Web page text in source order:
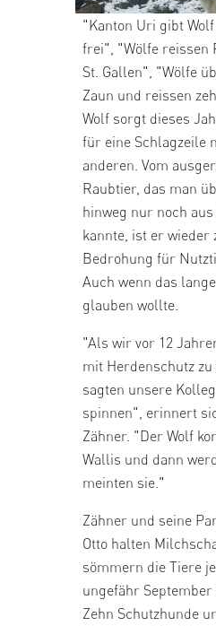
"Kanton Uri gibt
frei", "Wölfe reissen
St. Gallen", "Wölfe
Zaun und reissen
Wolf sorgt dieses
für eine Schlagzeile
anderen. Vom
Raubtier, das man
hinweg nur noch
kannte, ist er wieder
Bedrohung für
Auch wenn das
glauben wollte.
"Als wir vor 12
mit Herdenschutz
sagten unsere
spinnen", erinnert
Zähner. "Der Wolf
Wallis und dann
meinten sie."
Zähner und seine
Otto halten
sömmern die Tiere
ungefähr
Zehn Schutzhunde